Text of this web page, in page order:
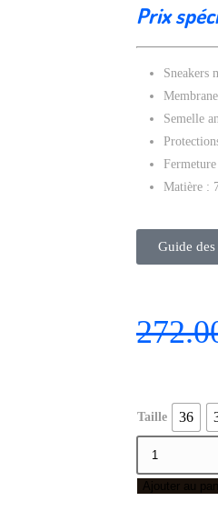
Prix
Sneakers
Semelle
Matière :
Guide
Taille 36
Ajouter au